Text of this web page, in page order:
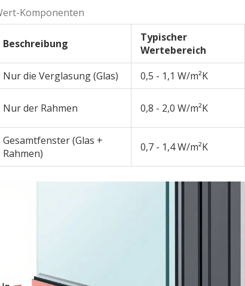
Komponenten
Beschreibung
Typischer
Wertebereich
Nur die Verglasung (Glas) 0,5 - 1,1 W/m²K
Nur der Rahmen 0,8 - 2,0 W/m²K
Gesamtfenster (Glas +
Rahmen)
0,7 - 1,4 W/m²K